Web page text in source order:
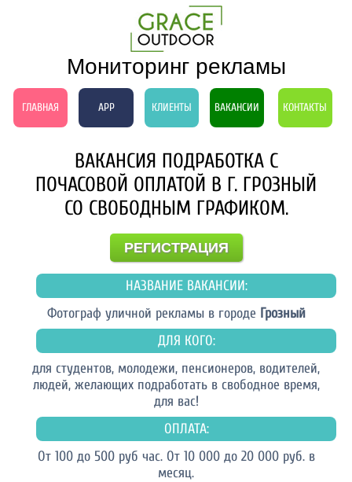
Мониторинг рекламы
ГЛАВНАЯ APP КЛИЕНТЫ ВАКАНСИИ КОНТАКТЫ
ВАКАНСИЯ ПОДРАБОТКА С
ПОЧАСОВОЙ ОПЛАТОЙ В Г. ГРОЗНЫЙ
СО СВОБОДНЫМ ГРАФИКОМ.
РЕГИСТРАЦИЯ
НАЗВАНИЕ ВАКАНСИИ:
Фотограф уличной рекламы в городе Грозный
ДЛЯ КОГО:
для студентов, молодежи, пенсионеров, водителей,
людей, желающих подработать в свободное время,
для вас!
ОПЛАТА:
От 100 до 500 руб час. От 10 000 до 20 000 руб. в
месяц.